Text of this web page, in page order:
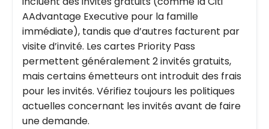
AAdvantage Executive pour la famille
immédiate), tandis que d’autres facturent par
visite d’invité. Les cartes Priority Pass
permettent généralement 2 invités gratuits,
mais certains émetteurs ont introduit des frais
pour les invités. Vérifiez toujours les politiques
actuelles concernant les invités avant de faire
une demande.